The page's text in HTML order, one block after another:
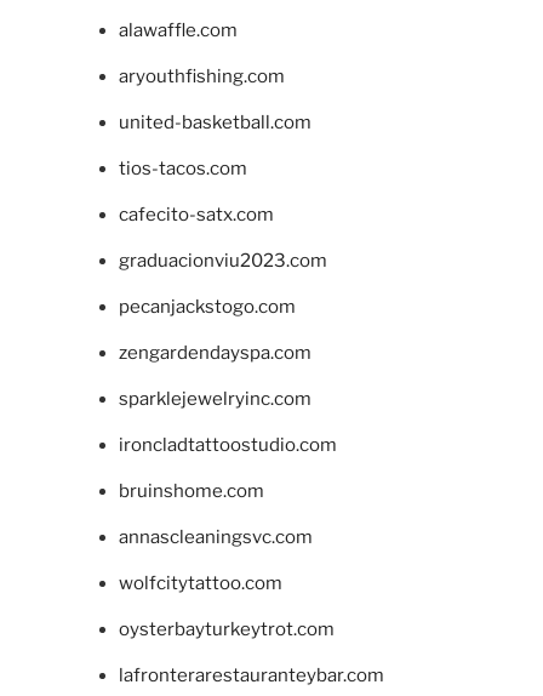
alawaffle.com
aryouthfishing.com
united-basketball.com
tios-tacos.com
cafecito-satx.com
graduacionviu2023.com
pecanjackstogo.com
zengardendayspa.com
sparklejewelryinc.com
ironcladtattoostudio.com
bruinshome.com
annascleaningsvc.com
wolfcitytattoo.com
oysterbayturkeytrot.com
lafronterarestauranteybar.com